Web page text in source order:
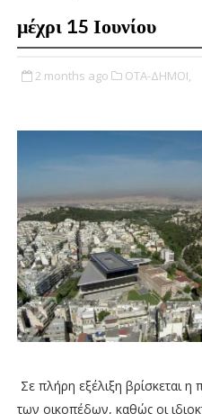
μέχρι 15 Ιουνίου
2 months ago ΟΤΑ-ΔΗΜΟΙ,
Σε πλήρη εξέλιξη βρίσκεται
των οικοπέδων, καθώς οι